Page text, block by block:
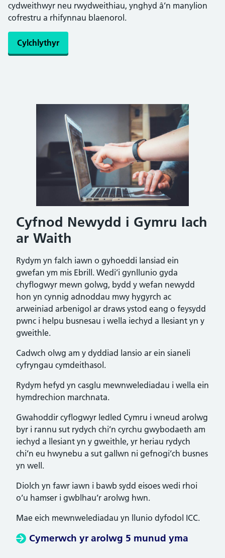
cydweithwyr neu rwydweithiau, ynghyd â’n manylion
cofrestru a rhifynnau blaenorol.
Cylchlythyr
Cyfnod Newydd i Gymru Iach
ar Waith
Rydym yn falch iawn o gyhoeddi lansiad ein
gwefan ym mis Ebrill. Wedi’i gynllunio gyda
chyflogwyr mewn golwg, bydd y wefan newydd
hon yn cynnig adnoddau mwy hygyrch ac
arweiniad arbenigol ar draws ystod eang o feysydd
pwnc i helpu busnesau i wella iechyd a llesiant yn y
gweithle.
Cadwch olwg am y dyddiad lansio ar ein sianeli
cyfryngau cymdeithasol.
Rydym hefyd yn casglu mewnwelediadau i wella ein
hymdrechion marchnata.
Gwahoddir cyflogwyr ledled Cymru i wneud arolwg
byr i rannu sut rydych chi’n cyrchu gwybodaeth am
iechyd a llesiant yn y gweithle, yr heriau rydych
chi’n eu hwynebu a sut gallwn ni gefnogi’ch busnes
yn well.
Diolch yn fawr iawn i bawb sydd eisoes wedi rhoi
o’u hamser i gwblhau’r arolwg hwn.
Mae eich mewnwelediadau yn llunio dyfodol ICC.
Cymerwch yr arolwg 5 munud yma